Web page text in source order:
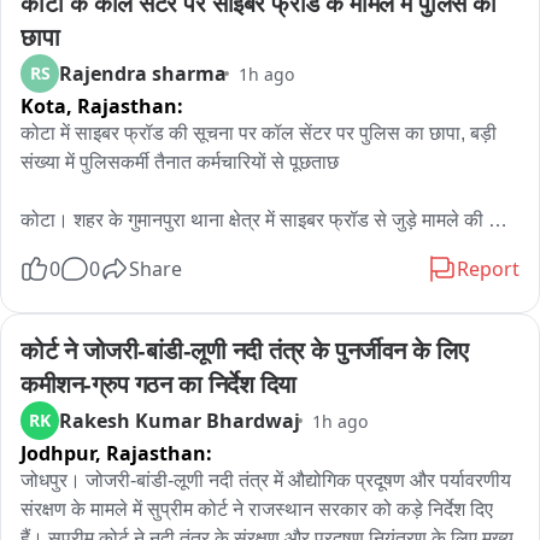
छापा
RS Rajendra sharma 1h ago
Kota, Rajasthan:
कोटा में साइबर फ्रॉड की सूचना पर कॉल सेंटर पर पुलिस का छापा, बड़ी
संख्या में पुलिसकर्मी तैनात कर्मचारियों से पूछताछ
कोटा। शहर के गुमानपुरा थाना क्षेत्र में साइबर फ्रॉड से जुड़े मामले की
छापा मारा। शुक्रवार रात करीब 9 बजे हुई इस कार्रवाई के दौरान बड़ी संख्या
जानकारी के अनुसार, साइबर फ्रॉड से जुड़े मामले की जांच के तहत पुलिस
टीम ने कॉल सेंटर में मौजूद कर्मचारियों से पूछताछ शुरू की। पुलिस
अधिकारियों ने कॉल सेंटर में संचालित गतिविधियों और कर्मचारियों की
भूमिका से संबंधित जानकारी जुटाई।
बताया जा रहा है कि यह कॉल सेंटर शॉपिंग सेंटर क्षेत्र में संचालित हो रहा
0 0 Share Report
कोर्ट ने जोजरी-बांडी-लूणी नदी तंत्र के पुनर्जीवन के लिए
कमीशन-ग्रुप गठन का निर्देश दिया
RK Rakesh Kumar Bhardwaj 1h ago
Jodhpur, Rajasthan:
जोधपुर। जोजरी-बांडी-लूणी नदी तंत्र में औद्योगिक प्रदूषण और पर्यावरणीय
संरक्षण के मामले में सुप्रीम कोर्ट ने राजस्थान सरकार को कड़े निर्देश दिए